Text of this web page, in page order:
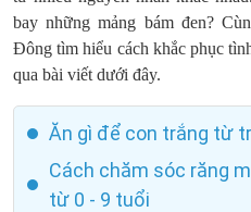
bay những mảng bám đen?
Đông tìm hiểu cách khắc phục
qua bài viết dưới đây.
Ăn gì để con trắng từ
Cách chăm sóc răng
từ 0 - 9 tuổi